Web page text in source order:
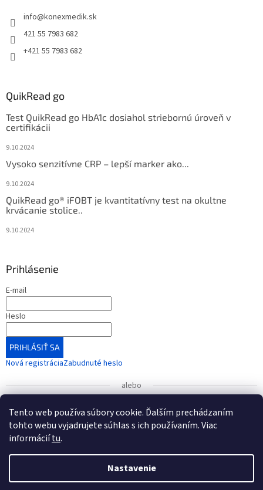
Tento web používa súbory cookie. Ďalším prechádzaním
tohto webu vyjadrujete súhlas s ich používaním. Viac
informáciítu.
Nastavenie
UPOZORNENIE
bankového účtu, ktorá nadobudla platnosť od 1. januára
info@konexmedik.sk
421 55 7983 682
+421 55 7983 682
QuikRead go
Test QuikRead go HbA1c dosiahol striebornú úroveň v
certifikácii
9.10.2024
Vysoko senzitívne CRP – lepší marker ako...
9.10.2024
QuikRead go® iFOBT je kvantitatívny test na okultne
krvácanie stolice..
9.10.2024
Prihlásenie
E-mail
Heslo
PRIHLÁSIŤ SA
Nová registráciaZabudnuté heslo
alebo
Prihlásiť sa cez Google